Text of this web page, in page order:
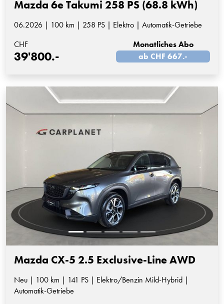
Mazda 6e Takumi 258 PS (68.8 kWh)
06.2026 | 100 km | 258 PS | Elektro | Automatik-Getriebe
CHF
39'800.-
Monatliches Abo
ab CHF 667.-
Mazda CX-5 2.5 Exclusive-Line AWD
Neu | 100 km | 141 PS | Elektro/Benzin Mild-Hybrid |
Automatik-Getriebe